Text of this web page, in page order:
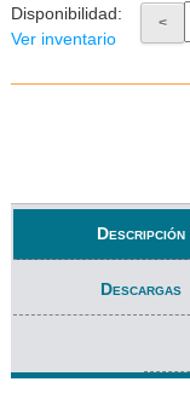
Disponibilidad:
Ver inventario
<
Descripción
Descargas